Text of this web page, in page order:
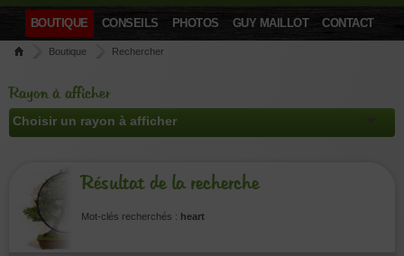
BOUTIQUE CONSEILS PHOTOS GUY MAILLOT CONTACT
Boutique Rechercher
Rayon à afficher
Résultat de la recherche
Mot-clés recherchés : heart